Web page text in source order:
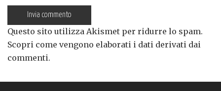
Questo sito utilizza Akismet per ridurre lo spam.
Scopri come vengono elaborati i dati derivati dai
commenti.